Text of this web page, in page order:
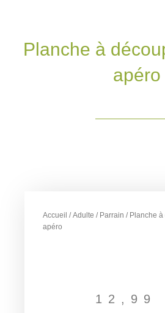
Planche à
apéro
Accueil /Adulte / Parrain / Planche
apéro
12,99